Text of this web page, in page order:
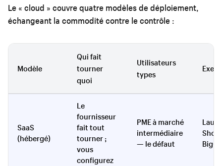
Le « cloud » couvre quatre modèles de déploiement,
échangeant la commodité contre le contrôle :
Modèle
Qui fait
tourner
quoi
Utilisateurs
types
SaaS
(hébergé)
Le
fournisseur
fait tout
tourner ;
vous
configurez
PME à marché
intermédiaire
— le défaut